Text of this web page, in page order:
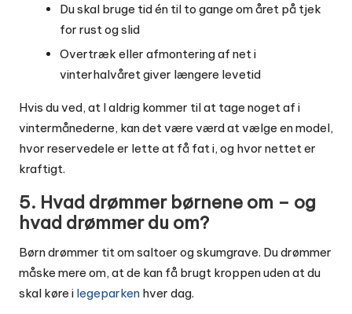
Du skal bruge tid én til to gange om året på tjek
for rust og slid
Overtræk eller afmontering af net i
vinterhalvåret giver længere levetid
Hvis du ved, at I aldrig kommer til at tage noget af i
vintermånederne, kan det være værd at vælge en model,
hvor reservedele er lette at få fat i, og hvor nettet er
kraftigt.
5. Hvad drømmer børnene om – og
hvad drømmer du om?
Børn drømmer tit om saltoer og skumgrave. Du drømmer
måske mere om, at de kan få brugt kroppen uden at du
skal køre i legeparken hver dag.